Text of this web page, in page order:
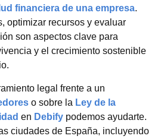
financiera de una empresa.
optimizar recursos y evaluar
son aspectos clave para
y el crecimiento sostenible
legal frente a un
o sobre la Ley de la
en Debify podemos ayudarte.
ciudades de España, incluyendo